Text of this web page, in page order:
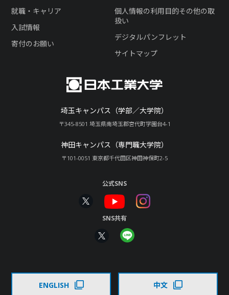
埼玉キャンパス（学部／大学院）
〒345-8501 埼玉県南埼玉郡宮代町学園台4-1
神田キャンパス（専門職大学院）
〒101-0051 東京都千代田区神田神保町2-5
就職・キャリア
入試情報
寄付のお願い
個人情報の利用目的その他の取
扱い
デジタルパンフレット
サイトマップ
公式SNS
SNS共有
ENGLISH 中文